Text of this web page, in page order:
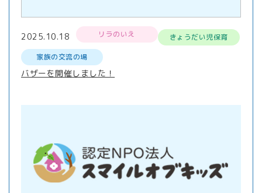
2025.10.18 リラのいえ
きょうだい児保育
家族の交流の場
バザーを開催しました！